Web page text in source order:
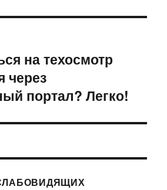
на техосмотр
через
портал? Легко!